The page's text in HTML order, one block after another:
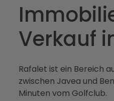
Kaufen
Verkaufen
Vermietungen
Uber Uns
Verkauf
Rafalet ist ein Bereich
zwischen Javea und
Minuten vom Golfclub.